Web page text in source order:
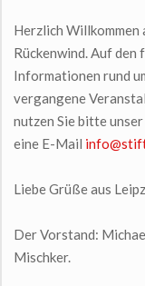
Herzlich
Rückenwind. Auf den
Informationen rund
vergangene
nutzen Sie bitte
eine E-Mail
Liebe Grüße aus
Der Vorstand:
Mischker.